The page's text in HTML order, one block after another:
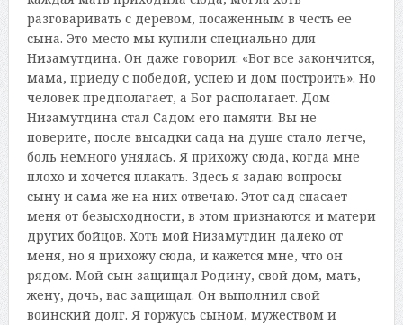
разговаривать с деревом, посаженным в честь ее
сына. Это место мы купили специально для
Низамутдина. Он даже говорил: «Вот все закончится,
мама, приеду с победой, успею и дом построить». Но
человек предполагает, а Бог располагает. Дом
Низамутдина стал Садом его памяти. Вы не
поверите, после высадки сада на душе стало легче,
боль немного унялась. Я прихожу сюда, когда мне
плохо и хочется плакать. Здесь я задаю вопросы
сыну и сама же на них отвечаю. Этот сад спасает
меня от безысходности, в этом признаются и матери
других бойцов. Хоть мой Низамутдин далеко от
меня, но я прихожу сюда, и кажется мне, что он
рядом. Мой сын защищал Родину, свой дом, мать,
жену, дочь, вас защищал. Он выполнил свой
воинский долг. Я горжусь сыном, мужеством и